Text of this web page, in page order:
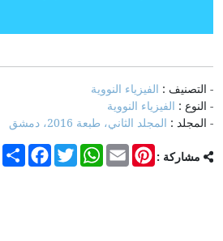
- التصنيف : الفيزياء النووية
- النوع : الفيزياء النووية
- المجلد : المجلد الثاني، طبعة 2016، دمشق
مشاركة : Share
FacebookTwitter
WhatsAppEmail
Pinterest